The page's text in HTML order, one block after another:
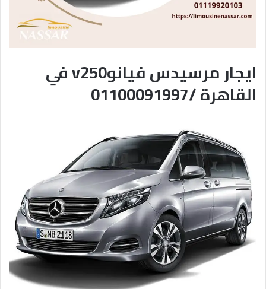
ايجار مرسيدس فيانوv250 في
القاهرة /01100091997